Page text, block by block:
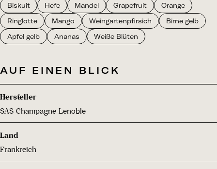
Biskuit Hefe Mandel Grapefruit
Orange
Ringlotte
Mango Weingartenpfirsich
Birne gelb
Apfel gelb
Ananas Weiße Blüten
AUF EINEN BLICK
Hersteller
SAS Champagne Lenoble
Land
Frankreich